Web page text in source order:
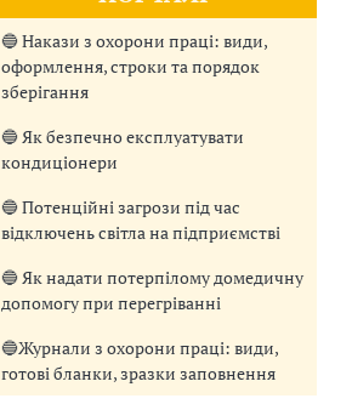
🔵 Накази з охорони праці: види,
оформлення, строки та порядок
зберігання
🔵 Як безпечно експлуатувати
кондиціонери
🔵 Потенційні загрози під час
відключень світла на підприємстві
🔵 Як надати потерпілому домедичну
допомогу при перегріванні
🔵Журнали з охорони праці: види,
готові бланки, зразки заповнення